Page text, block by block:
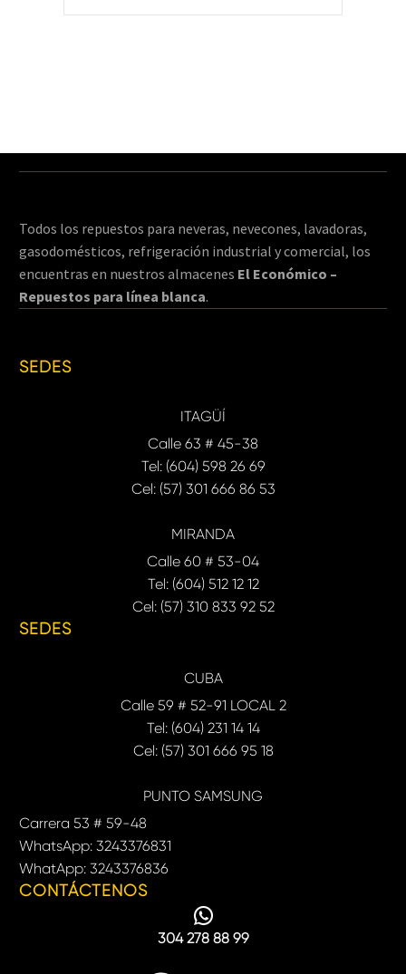
Todos los repuestos para neveras, nevecones, lavadoras,
gasodomésticos, refrigeración industrial y comercial, los
encuentras en nuestros almacenes El Económico –
Repuestos para línea blanca.
SEDES
ITAGÜÍ
Calle 63 # 45-38
Tel: (604) 598 26 69
Cel: (57) 301 666 86 53
MIRANDA
Calle 60 # 53-04
Tel: (604) 512 12 12
Cel: (57) 310 833 92 52
SEDES
CUBA
Calle 59 # 52-91 LOCAL 2
Tel: (604) 231 14 14
Cel: (57) 301 666 95 18
PUNTO SAMSUNG
Carrera 53 # 59-48
WhatsApp: 3243376831
WhatApp: 3243376836
CONTÁCTENOS
304 278 88 99